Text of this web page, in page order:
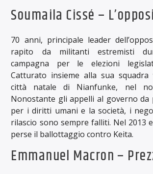
Soumaila Cissé –
70 anni, principale leader
rapito da militanti estremisti
campagna per le elezioni
Catturato insieme alla sua squadra
città natale di Nianfunke, nel
Nonostante gli appelli al governo
per i diritti umani e la società, i
rilascio sono sempre falliti. Nel 2013
perse il ballottaggio contro Keita.
Emmanuel Macron –